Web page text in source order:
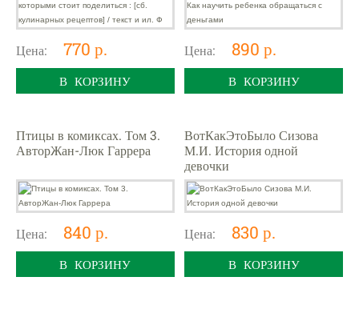
Цена: 770 р.
В КОРЗИНУ
Цена: 890 р.
В КОРЗИНУ
Птицы в комиксах. Том 3.
АвторЖан-Люк Гаррера
Цена: 840 р.
В КОРЗИНУ
ВотКакЭтоБыло Сизова
М.И. История одной
девочки
Цена: 830 р.
В КОРЗИНУ